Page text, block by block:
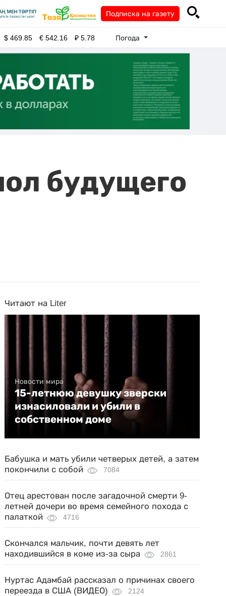
Подписка на газету
$469.85 €542.16 ₽5.78 Погода
будущего
Читают на Liter
Новости мира
15-летнюю девушку зверски
изнасиловали и убили в
собственном доме
Бабушка и мать убили четверых детей, а затем
покончили с собой
7084
Отец арестован после загадочной смерти 9-
летней дочери во время семейного похода с
палаткой
4716
Скончался мальчик, почти девять лет
находившийся в коме из-за сыра
2861
Нуртас Адамбай рассказал о причинах своего
переезда в США (ВИДЕО)
2124